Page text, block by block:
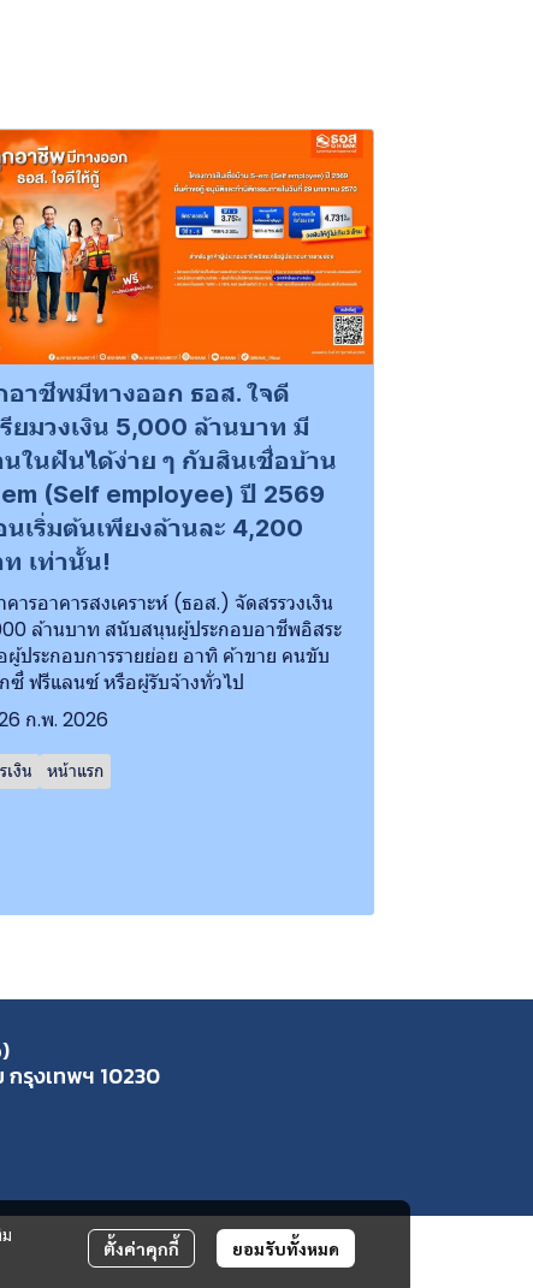
อาชีพมีทางออก ธอส. ใจดี
ยมวงเงิน 5,000 ล้านบาท มี
ในฝันได้ง่าย ๆ กับสินเชื่อบ้าน
(Self employee) ปี 2569
นเริ่มต้นเพียงล้านละ 4,200
เท่านั้น!
คารอาคารสงเคราะห์ (ธอส.) จัดสรรวงเงิน
ล้านบาท สนับสนุนผู้ประกอบอาชีพอิสระ
ผู้ประกอบการรายย่อย อาทิ ค้าขาย คนขับ
ซี่ ฟรีแลนซ์ หรือผู้รับจ้างทั่วไป
ก.พ. 2026
เงิน หน้าแรก
ตั้งค่าคุกกี้ ยอมรับทั้งหมด
กรุงเทพฯ 10230